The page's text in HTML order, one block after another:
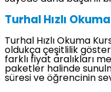
Turhal Hızlı
Turhal Hızlı Okuma
oldukça çeşitlilik
farklı fiyat aralıkları
paketler halinde
süresi ve öğrencinin